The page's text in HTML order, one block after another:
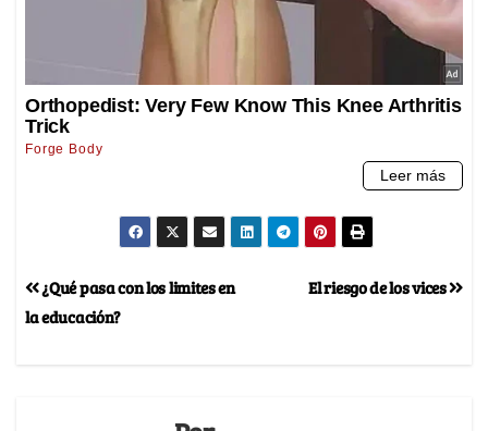
El riesgo de los vices
¿Qué pasa con los limites en
la educación?